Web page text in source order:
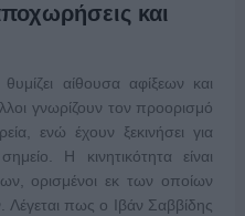
και
αίθουσα αφίξεων και
γνωρίζουν τον προορισμό
ενώ έχουν ξεκινήσει για
Η κινητικότητα είναι
ορισμένοι εκ των οποίων
Λέγεται πως ο Ιβάν Σαββίδης